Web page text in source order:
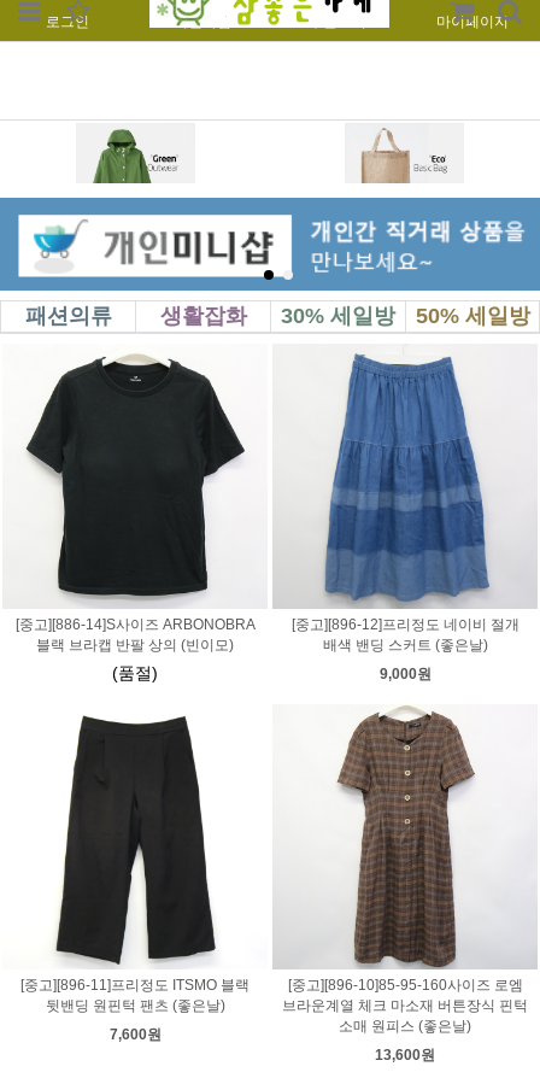
로그인 회원가입 주문조회 마이페이지
패션의류 생활잡화 30% 세일방 50% 세일방
[중고][886-14]S사이즈 ARBONOBRA
블랙 브라캡 반팔 상의 (빈이모)
(품절)
[중고][896-12]프리정도 네이비 절개
배색 밴딩 스커트 (좋은날)
9,000원
[중고][896-11]프리정도 ITSMO 블랙
뒷밴딩 원핀턱 팬츠 (좋은날)
7,600원
[중고][896-10]85-95-160사이즈 로엠
브라운계열 체크 마소재 버튼장식 핀턱
소매 원피스 (좋은날)
13,600원